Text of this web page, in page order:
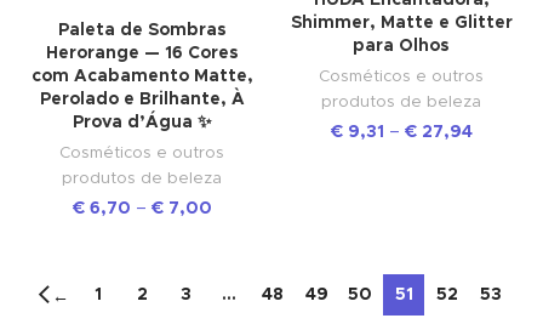
Paleta de Sombras
Herorange — 16 Cores
com Acabamento Matte,
Perolado e Brilhante, À
Prova d’Água ✨
Cosméticos e outros
produtos de beleza
€6,70 – €7,00
Shimmer, Matte e Glitter
para Olhos
Cosméticos e outros
produtos de beleza
€9,31 – €27,94
← 1 2 3 … 48 49 50 51 52 53